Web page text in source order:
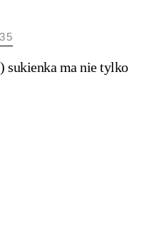
sukienka ma nie tylko